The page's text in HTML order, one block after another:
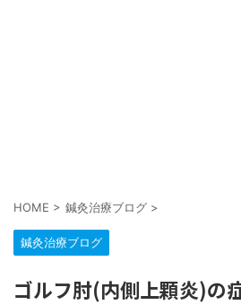
HOME > 鍼灸治療ブログ >
鍼灸治療ブログ
ゴルフ肘(内側上顆炎)の